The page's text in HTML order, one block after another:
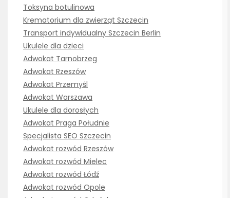
Toksyna botulinowa
Krematorium dla zwierząt Szczecin
Transport indywidualny Szczecin Berlin
Ukulele dla dzieci
Adwokat Tarnobrzeg
Adwokat Rzeszów
Adwokat Przemyśl
Adwokat Warszawa
Ukulele dla dorosłych
Adwokat Praga Południe
Specjalista SEO Szczecin
Adwokat rozwód Rzeszów
Adwokat rozwód Mielec
Adwokat rozwód Łódź
Adwokat rozwód Opole